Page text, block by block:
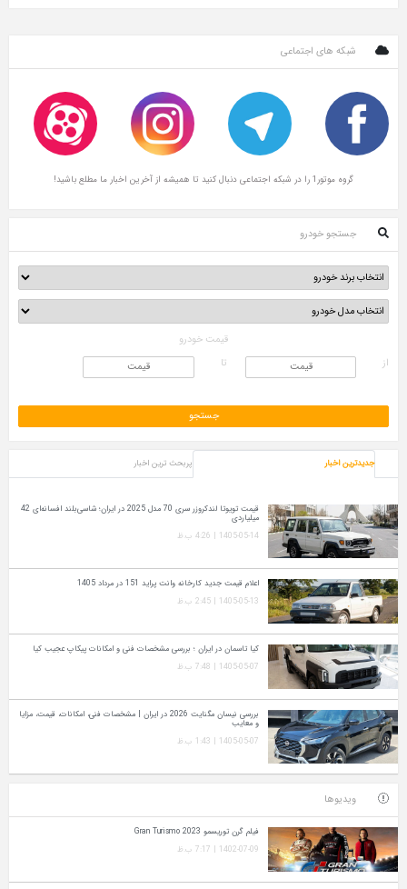
شبکه های اجتماعی
گروه موتور1 را در شبکه اجتماعی دنبال کنید تا همیشه از آخرین اخبار ما مطلع باشید!
جستجو خودرو
قیمت خودرو
از
تا
جدیدترین اخبار پربحث ترین اخبار
قیمت تویوتا لندکروزر سری 70 مدل 2025 در ایران؛ شاسی‌بلند افسانه‌ای 42
میلیاردی
1405-05-14 | 4:26 ب.ظ
اعلام قیمت جدید کارخانه وانت پراید 151 در مرداد 1405
1405-05-13 | 2:45 ب.ظ
کیا تاسمان در ایران ؛ بررسی مشخصات فنی و امکانات پیکاپ عجیب کیا
1405-05-07 | 7:48 ب.ظ
بررسی نیسان مگنایت 2026 در ایران | مشخصات فنی، امکانات، قیمت، مزایا
و معایب
1405-05-07 | 1:43 ب.ظ
ویدیوها
فیلم گرن توریسمو Gran Turismo 2023
1402-07-09 | 7:17 ب.ظ